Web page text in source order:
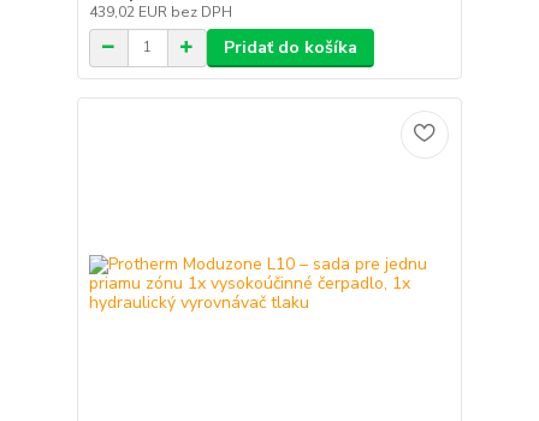
439,02 EUR bez DPH
Pridať do košíka